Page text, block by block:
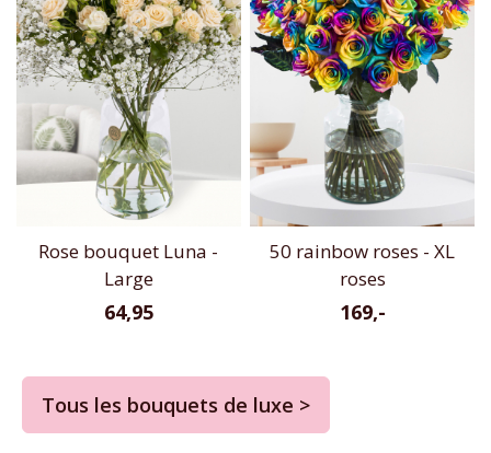
Rose bouquet Luna -
Large
64,95
50 rainbow roses - XL
roses
169,-
Tous les bouquets de luxe >